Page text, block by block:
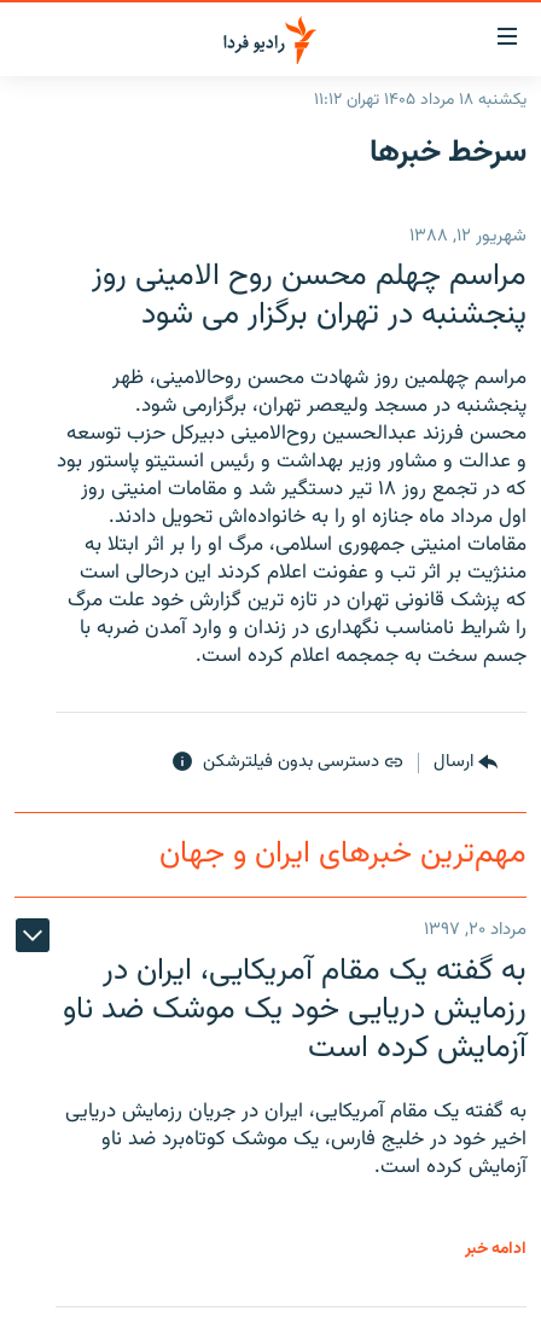
لینک‌های
قابلیت
دسترسی
بازگشت
اصلی
رفتن
صفحه
ایران
رادیو
انتخاب کنید و بشنوید
فرکانس‌ها
پادکست
گزارش‌های تصویری
گزارش‌های ویدئویی
زنان فردا
English
به ما بپیوندید
یکشنبه ۱۸ مرداد ۱۴۰۵ تهران ۱۱:۱۲
سرخط‌ خبرها
شهریور ۱۲, ۱۳۸۸
مراسم چهلم محسن روح الامینی روز
پنجشنبه در تهران برگزار می شود
مراسم چهلمین روز شهادت محسن روح‏الامینی، ظهر
پنج‏شنبه در مسجد ولیعصر تهران، برگزارمی شود.
محسن فرزند عبدالحسین روح‌الامينی دبیرکل حزب توسعه
و عدالت و مشاور وزیر بهداشت و رئیس انستيتو پاستور بود
که در تجمع روز ۱۸ تیر دستگیر شد و مقامات امنیتی روز
اول مرداد ماه جنازه او را به خانواده‌اش تحویل دادند.
مقامات امنیتی جمهوری اسلامی، مرگ او را بر اثر ابتلا به
مننژیت بر اثر تب و عفونت اعلام کردند این درحالی است
که پزشک قانونی تهران در تازه ترین گزارش خود علت مرگ
را شرایط نامناسب نگهداری در زندان و وارد آمدن ضربه با
جسم سخت به جمجمه اعلام کرده است.
ارسال دسترسی بدون فیلترشکن
مهم‌ترین خبرهای ایران و جهان
مرداد ۲۰, ۱۳۹۷
به گفته یک مقام آمریکایی، ایران در
رزمایش دریایی خود یک موشک ضد ناو
آزمایش کرده است
به گفته یک مقام آمریکایی، ایران در جریان رزمایش دریایی
اخیر خود در خلیج فارس، یک موشک کوتاه‌برد ضد ناو
آزمایش کرده است.
ادامه خبر